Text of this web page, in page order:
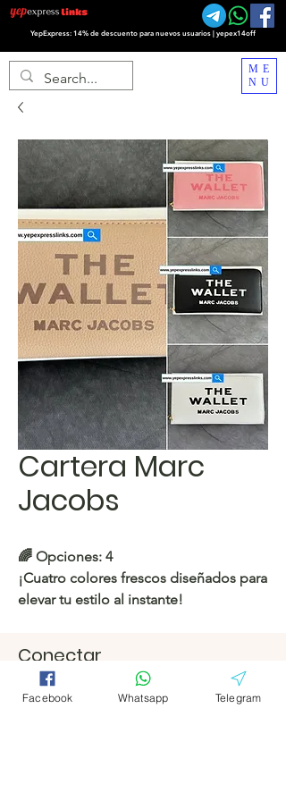
YepExpress: 14% de descuento para nuevos usuarios | yepex14off
ME
NU
Cartera Marc
Jacobs
🌈 Opciones: 4
¡Cuatro colores frescos diseñados para
elevar tu estilo al instante!
Tienda Hacoo
https://c.hacoo.pl/2eg7RJ
Conectar
Facebook
Telegrama
Facebook
Telegrama
Facebook Whatsapp Telegram